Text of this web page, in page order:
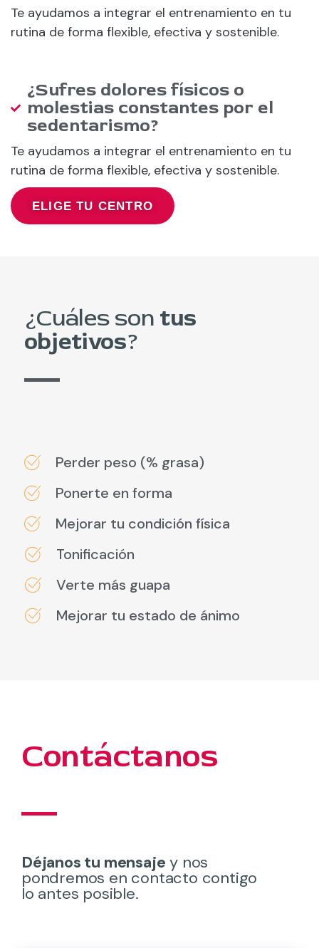
Te ayudamos a integrar el entrenamiento en tu
rutina de forma flexible, efectiva y sostenible.
¿Sufres dolores físicos o
molestias constantes por el
sedentarismo?
Te ayudamos a integrar el entrenamiento en tu
rutina de forma flexible, efectiva y sostenible.
ELIGE TU CENTRO
¿Cuáles son tus
objetivos?
Perder peso (% grasa)
Ponerte en forma
Mejorar tu condición física
Tonificación
Verte más guapa
Mejorar tu estado de ánimo
Contáctanos
Déjanos tu mensaje y nos
pondremos en contacto contigo
lo antes posible.